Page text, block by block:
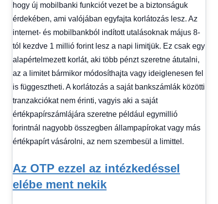
hogy új mobilbanki funkciót vezet be a biztonságuk
érdekében, ami valójában egyfajta korlátozás lesz. Az
internet- és mobilbankból indított utalásoknak május 8-
tól kezdve 1 millió forint lesz a napi limitjük. Ez csak egy
alapértelmezett korlát, aki több pénzt szeretne átutalni,
az a limitet bármikor módosíthajta vagy ideiglenesen fel
is függesztheti. A korlátozás a saját bankszámlák közötti
tranzakciókat nem érinti, vagyis aki a saját
értékpapírszámlájára szeretne például egymillió
forintnál nagyobb összegben állampapírokat vagy más
értékpapírt vásárolni, az nem szembesül a limittel.
Az OTP ezzel az intézkedéssel
elébe ment nekik